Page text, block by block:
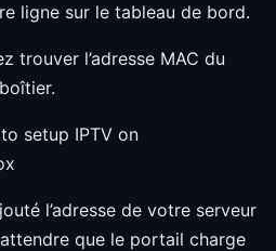
ligne sur le tableau de bord.
trouver l’adresse MAC du
l’adresse de votre serveur
que le portail charge